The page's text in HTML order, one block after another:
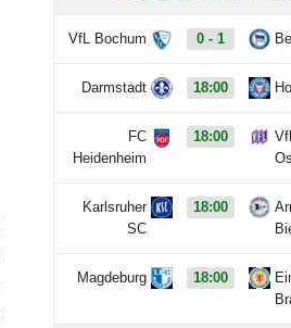
VfL Bochum 0 - 1
Darmstadt 18:00
FC
Heidenheim
18:00
Karlsruher
SC
18:00
Magdeburg 18:00